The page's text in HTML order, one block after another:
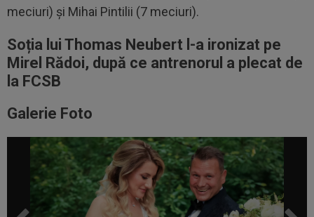
meciuri) și Mihai Pintilii (7 meciuri).
Soția lui Thomas Neubert l-a ironizat pe
Mirel Rădoi, după ce antrenorul a plecat de
la FCSB
Galerie Foto